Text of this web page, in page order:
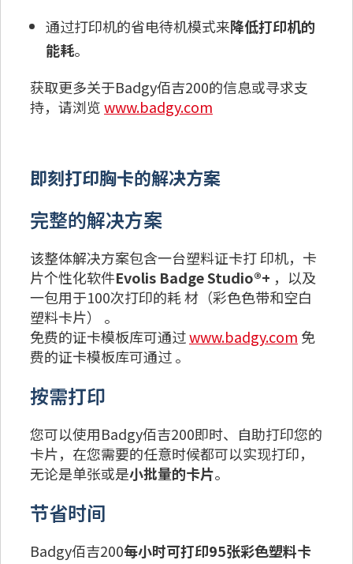
通过打印机的省电待机模式来降低打印机的
能耗。
获取更多关于Badgy佰吉200的信息或寻求支
持，请浏览www.badgy.com
即刻打印胸卡的解决方案
完整的解决方案
该整体解决方案包含一台塑料证卡打 印机，卡
片个性化软件Evolis Badge Studio®+ ，以及
一包用于100次打印的耗 材（彩色色带和空白
塑料卡片） 。
免费的证卡模板库可通过www.badgy.com 免
费的证卡模板库可通过 。
按需打印
您可以使用Badgy佰吉200即时、自助打印您的
卡片，在您需要的任意时候都可以实现打印，
无论是单张或是小批量的卡片。
节省时间
Badgy佰吉200每小时可打印95张彩色塑料卡